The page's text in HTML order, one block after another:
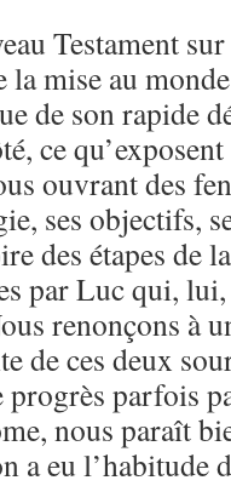
Testament
mise au
de son rapide
ce
ouvrant des
ses objectifs,
des étapes de
par Luc qui, lui,
renonçons à
de ces deux
parfois
nous paraît
a eu l’habitude